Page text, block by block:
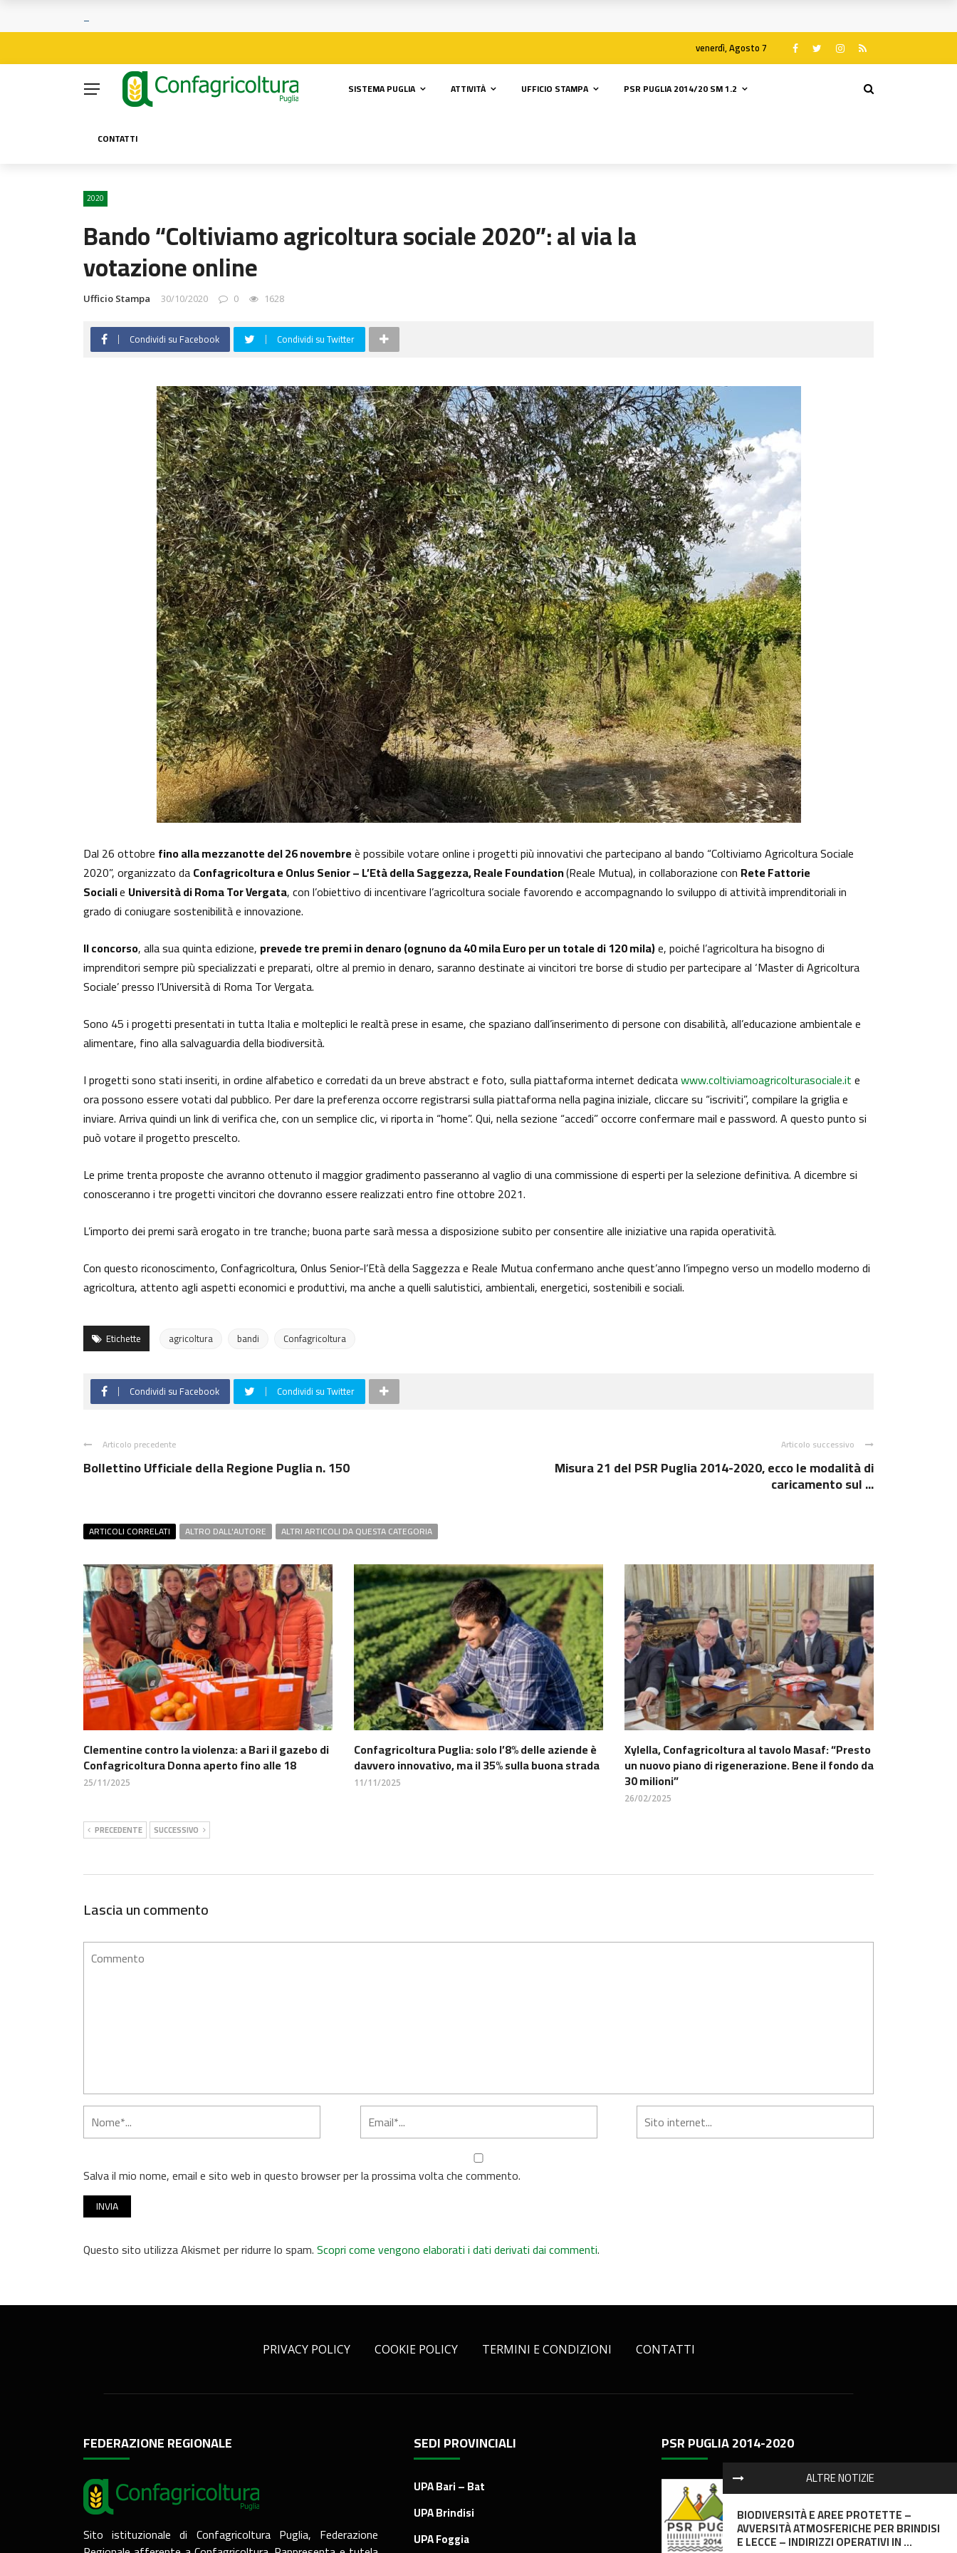
venerdì, Agosto 7
SISTEMA PUGLIA ATTIVITÀ UFFICIO STAMPA PSR PUGLIA 2014/20 SM 1.2
CONTATTI
2020
Bando “Coltiviamo agricoltura sociale 2020”: al via la
votazione online
Ufficio Stampa 30/10/2020 0 1628
Condividi su Facebook Condividi su Twitter
Dal 26 ottobre fino alla mezzanotte del 26 novembreè possibile votare online i progetti più innovativi che partecipano al bando “Coltiviamo Agricoltura Sociale
2020”, organizzato daConfagricoltura e Onlus Senior – L’Età della Saggezza, Reale Foundation(Reale Mutua), in collaborazione con Rete Fattorie
Socialie Università di Roma Tor Vergata, con l’obiettivo di incentivare l’agricoltura sociale favorendo e accompagnando lo sviluppo di attività imprenditoriali in
grado di coniugare sostenibilità e innovazione.
Il concorso, alla sua quinta edizione, prevede tre premi in denaro (ognuno da 40 mila Euro per un totale di 120 mila)e, poiché l’agricoltura ha bisogno di
imprenditori sempre più specializzati e preparati, oltre al premio in denaro, saranno destinate ai vincitori tre borse di studio per partecipare al ‘Master di Agricoltura
Sociale’ presso l’Università di Roma Tor Vergata.
Sono 45 i progetti presentati in tutta Italia e molteplici le realtà prese in esame, che spaziano dall’inserimento di persone con disabilità, all’educazione ambientale e
alimentare, fino alla salvaguardia della biodiversità.
I progetti sono stati inseriti, in ordine alfabetico e corredati da un breve abstract e foto, sulla piattaforma internet dedicatawww.coltiviamoagricolturasociale.ite
ora possono essere votati dal pubblico. Per dare la preferenza occorre registrarsi sulla piattaforma nella pagina iniziale, cliccare su “iscriviti”, compilare la griglia e
inviare. Arriva quindi un link di verifica che, con un semplice clic, vi riporta in “home”. Qui, nella sezione “accedi” occorre confermare mail e password. A questo punto si
può votare il progetto prescelto.
Le prime trenta proposte che avranno ottenuto il maggior gradimento passeranno al vaglio di una commissione di esperti per la selezione definitiva. A dicembre si
conosceranno i tre progetti vincitori che dovranno essere realizzati entro fine ottobre 2021.
L’importo dei premi sarà erogato in tre tranche; buona parte sarà messa a disposizione subito per consentire alle iniziative una rapida operatività.
Con questo riconoscimento, Confagricoltura, Onlus Senior-l’Età della Saggezza e Reale Mutua confermano anche quest’anno l’impegno verso un modello moderno di
agricoltura, attento agli aspetti economici e produttivi, ma anche a quelli salutistici, ambientali, energetici, sostenibili e sociali.
Etichette agricoltura bandi Confagricoltura
Condividi su Facebook Condividi su Twitter
Articolo precedente
Bollettino Ufficiale della Regione Puglia n. 150
Articolo successivo
Misura 21 del PSR Puglia 2014-2020, ecco le modalità di
caricamento sul ...
ARTICOLI CORRELATI ALTRO DALL'AUTORE ALTRI ARTICOLI DA QUESTA CATEGORIA
Clementine contro la violenza: a Bari il gazebo di
Confagricoltura Donna aperto fino alle 18
25/11/2025
Confagricoltura Puglia: solo l’8% delle aziende è
davvero innovativo, ma il 35% sulla buona strada
11/11/2025
Xylella, Confagricoltura al tavolo Masaf: “Presto
un nuovo piano di rigenerazione. Bene il fondo da
30 milioni”
26/02/2025
PRECEDENTE SUCCESSIVO
Lascia un commento
Salva il mio nome, email e sito web in questo browser per la prossima volta che commento.
Questo sito utilizza Akismet per ridurre lo spam.Scopri come vengono elaborati i dati derivati dai commenti.
ALTRE NOTIZIE
BIODIVERSITÀ E AREE PROTETTE –
AVVERSITÀ ATMOSFERICHE PER BRINDISI
E LECCE – INDIRIZZI OPERATIVI IN ...
PRIVACY POLICY COOKIE POLICY TERMINI E CONDIZIONI CONTATTI
FEDERAZIONE REGIONALE
Sito istituzionale di Confagricoltura Puglia, Federazione
SEDI PROVINCIALI
UPA Bari – Bat
UPA Brindisi
UPA Foggia
PSR PUGLIA 2014-2020